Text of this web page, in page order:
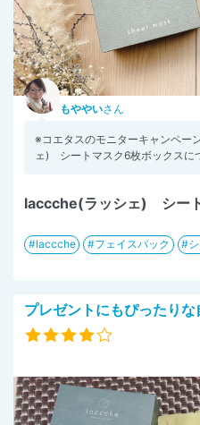
もややいさん
※コエタスのモニターキャンペー
ェ) シートマスク6枚ボックスに
laccche(ラッシェ) シー
laccche フェイスパック
プレゼントにもぴったり